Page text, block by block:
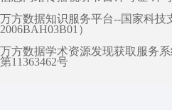
万方数据知识服务平台--国家科技
2006BAH03B01）
万方数据学术资源发现获取服务
第11363462号